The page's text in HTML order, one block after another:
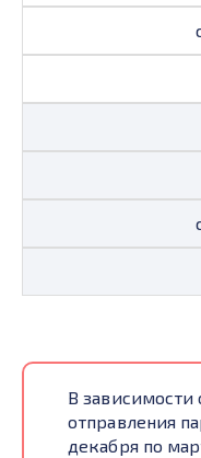
В зависимости
отправления
декабря по